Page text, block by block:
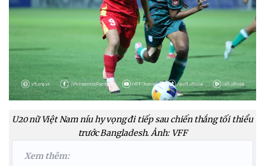
U20 nữ Việt Nam níu hy vọng đi tiếp sau chiến thắng tối thiểu
trước Bangladesh. Ảnh: VFF
Xem thêm: